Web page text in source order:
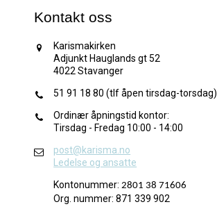
Kontakt oss
Karismakirken
Adjunkt Hauglands gt 52
4022 Stavanger
51 91 18 80 (tlf åpen tirsdag-torsdag)
Ordinær åpningstid kontor:
Tirsdag - Fredag 10:00 - 14:00
post@karisma.no
Ledelse og ansatte
Kontonummer: 2801 38 71606
Org. nummer: 871 339 902